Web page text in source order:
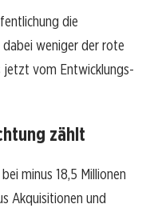
die
weniger der rote
jetzt vom Entwicklungs-
zählt
minus 18,5 Millionen
Akquisitionen und